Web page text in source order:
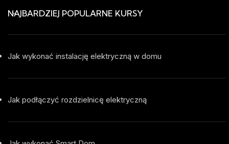
NAJBARDZIEJ POPULARNE KURSY
Jak wykonać instalację elektryczną w domu
Jak podłączyć rozdzielnicę elektryczną